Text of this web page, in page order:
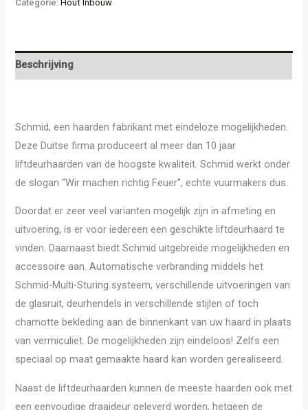
Categorie:Hout Inbouw
Beschrijving
Schmid, een haarden fabrikant met eindeloze mogelijkheden.
Deze Duitse firma produceert al meer dan 10 jaar
liftdeurhaarden van de hoogste kwaliteit. Schmid werkt onder
de slogan “Wir machen richtig Feuer”, echte vuurmakers dus.
Doordat er zeer veel varianten mogelijk zijn in afmeting en
uitvoering, is er voor iedereen een geschikte liftdeurhaard te
vinden. Daarnaast biedt Schmid uitgebreide mogelijkheden en
accessoire aan. Automatische verbranding middels het
Schmid-Multi-Sturing systeem, verschillende uitvoeringen van
de glasruit, deurhendels in verschillende stijlen of toch
chamotte bekleding aan de binnenkant van uw haard in plaats
van vermiculiet. De mogelijkheden zijn eindeloos! Zelfs een
speciaal op maat gemaakte haard kan worden gerealiseerd.
Naast de liftdeurhaarden kunnen de meeste haarden ook met
een eenvoudige draaideur geleverd worden, hetgeen de